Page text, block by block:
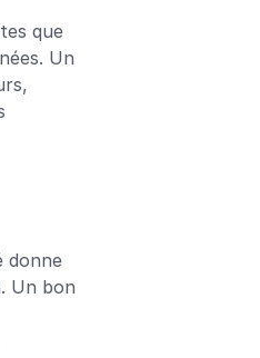
que
Un
donne
Un bon